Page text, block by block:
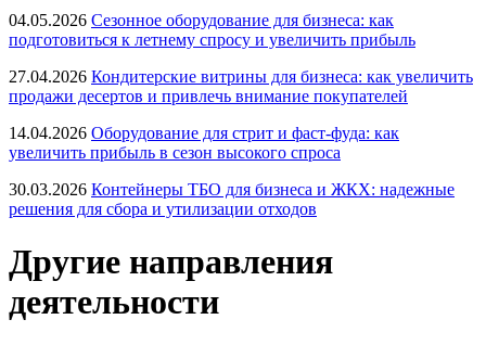
04.05.2026 Сезонное оборудование для бизнеса: как
подготовиться к летнему спросу и увеличить прибыль
27.04.2026 Кондитерские витрины для бизнеса: как увеличить
продажи десертов и привлечь внимание покупателей
14.04.2026 Оборудование для стрит и фаст-фуда: как
увеличить прибыль в сезон высокого спроса
30.03.2026 Контейнеры ТБО для бизнеса и ЖКХ: надежные
решения для сбора и утилизации отходов
Другие направления
деятельности